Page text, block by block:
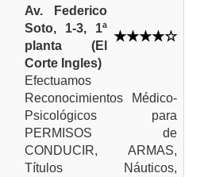
Av. Federico
Soto, 1-3, 1ª
planta (El
Corte Ingles)
Efectuamos
Reconocimientos Médico-
Psicológicos para
PERMISOS de
CONDUCIR, ARMAS,
Títulos Náuticos,